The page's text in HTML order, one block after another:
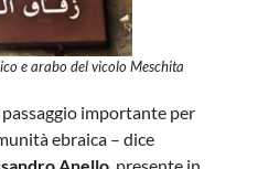
e arabo del vicolo Meschita
importante per
ebraica – dice